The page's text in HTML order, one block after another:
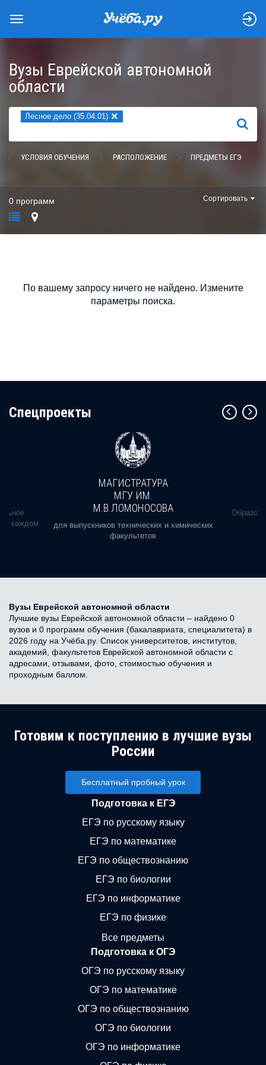
Вузы Еврейской автономной
области
Лесное дело (35.04.01) ×
НАЙТИ
УСЛОВИЯ ОБУЧЕНИЯ РАСПОЛОЖЕНИЕ ПРЕДМЕТЫ ЕГЭ
0 программ Сортировать
По вашему запросу ничего не найдено. Измените
параметры поиска.
Cпецпроекты
в каждом
МАГИСТРАТУРА
МГУ ИМ.
М.В.ЛОМОНОСОВА
для выпускников технических и химических
факультетов
Вузы Еврейской автономной области
Лучшие вузы Еврейской автономной области – найдено 0
вузов и 0 программ обучения (бакалавриата, специалитета) в
2026 году на Учёба.ру. Список университетов, институтов,
академий, факультетов Еврейской автономной области с
адресами, отзывами, фото, стоимостью обучения и
проходным баллом.
Готовим к поступлению в лучшие вузы
России
Бесплатный пробный урок
Подготовка к ЕГЭ
ЕГЭ по русскому языку
ЕГЭ по математике
ЕГЭ по обществознанию
ЕГЭ по биологии
ЕГЭ по информатике
ЕГЭ по физике
Все предметы
Подготовка к ОГЭ
ОГЭ по русскому языку
ОГЭ по математике
ОГЭ по обществознанию
ОГЭ по биологии
ОГЭ по информатике